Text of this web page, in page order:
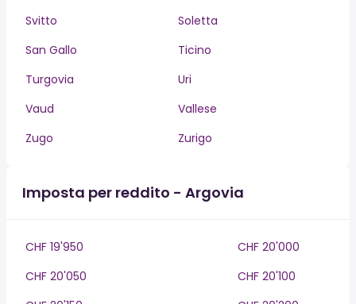
Svitto
Soletta
San Gallo
Ticino
Turgovia
Uri
Vaud
Vallese
Zugo
Zurigo
Imposta per reddito - Argovia
CHF 19'950
CHF 20'000
CHF 20'050
CHF 20'100